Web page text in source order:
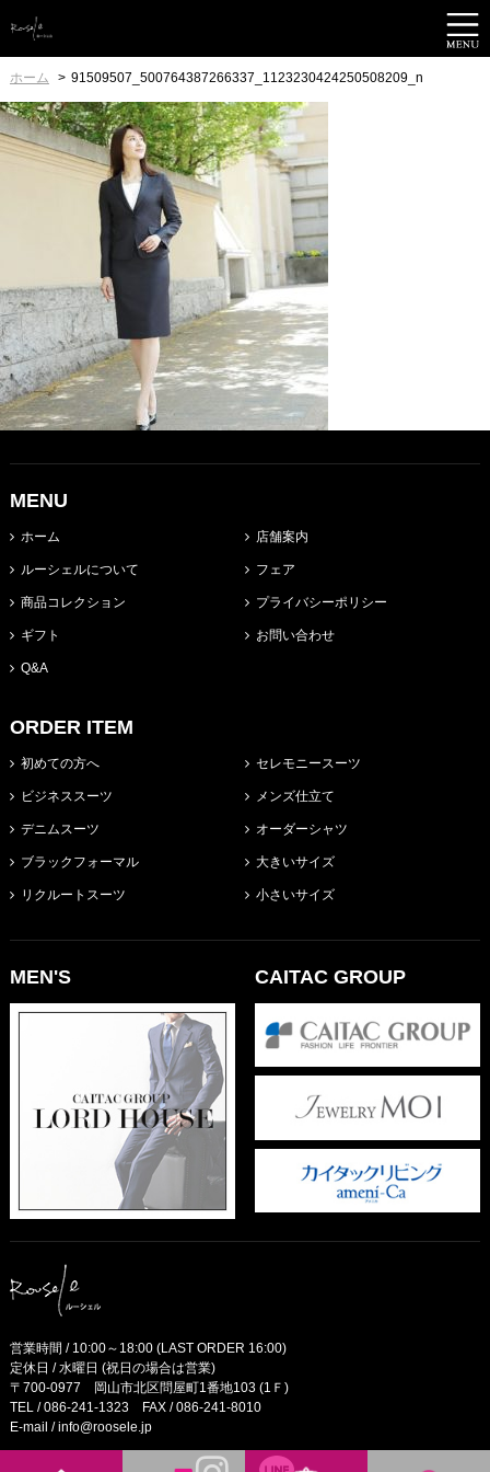
ホーム 91509507_500764387266337_1123230424250508209_n
MENU
ホーム
ルーシェルについて
商品コレクション
ギフト
Q&A
店舗案内
フェア
プライバシーポリシー
お問い合わせ
ORDER ITEM
初めての方へ
ビジネススーツ
デニムスーツ
ブラックフォーマル
リクルートスーツ
セレモニースーツ
メンズ仕立て
オーダーシャツ
大きいサイズ
小さいサイズ
MEN'S CAITAC GROUP
営業時間 / 10:00～18:00 (LAST ORDER 16:00)
定休日 / 水曜日 (祝日の場合は営業)
〒700-0977 岡山市北区問屋町1番地103 (1Ｆ)
TEL /086-241-1323FAX / 086-241-8010
E-mail /info@roosele.jp